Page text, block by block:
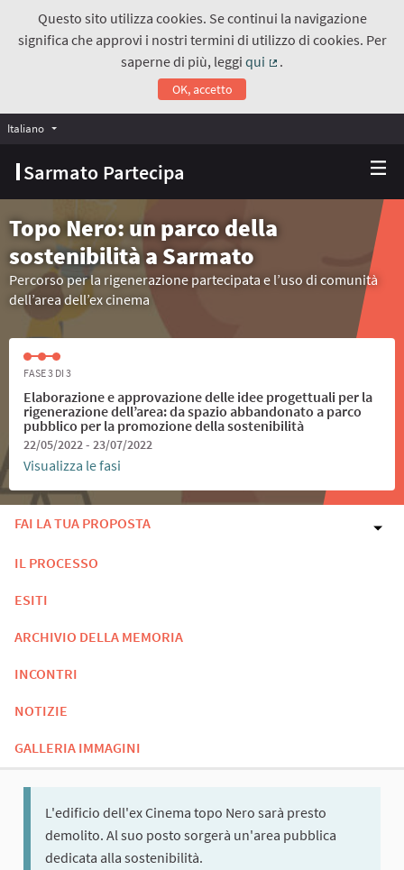
Questo sito utilizza cookies. Se continui la navigazione
significa che approvi i nostri termini di utilizzo di cookies. Per
saperne di più, leggiqui
.
OK, accetto
Sarmato Partecipa
Italiano Choose language
Topo Nero: un parco della
sostenibilità a Sarmato
Percorso per la rigenerazione partecipata e l’uso di comunità
dell’area dell’ex cinema
FASE 3 DI 3
Elaborazione e approvazione delle idee progettuali per la
rigenerazione dell’area: da spazio abbandonato a parco
pubblico per la promozione della sostenibilità
22/05/2022 - 23/07/2022
Visualizza le fasi
FAI LA TUA PROPOSTA
IL PROCESSO
ESITI
ARCHIVIO DELLA MEMORIA
INCONTRI
NOTIZIE
GALLERIA IMMAGINI
L'edificio dell'ex Cinema topo Nero sarà presto
demolito. Al suo posto sorgerà un'area pubblica
dedicata alla sostenibilità.